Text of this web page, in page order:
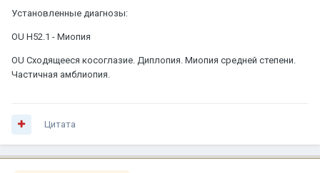
Установленные диагнозы:
OU H52.1 - Миопия
OU Сходящееся косоглазие. Диплопия. Миопия средней степени.
Частичная амблиопия.
Цитата